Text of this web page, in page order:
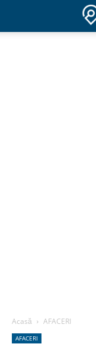
Acasă AFACERI
AFACERI